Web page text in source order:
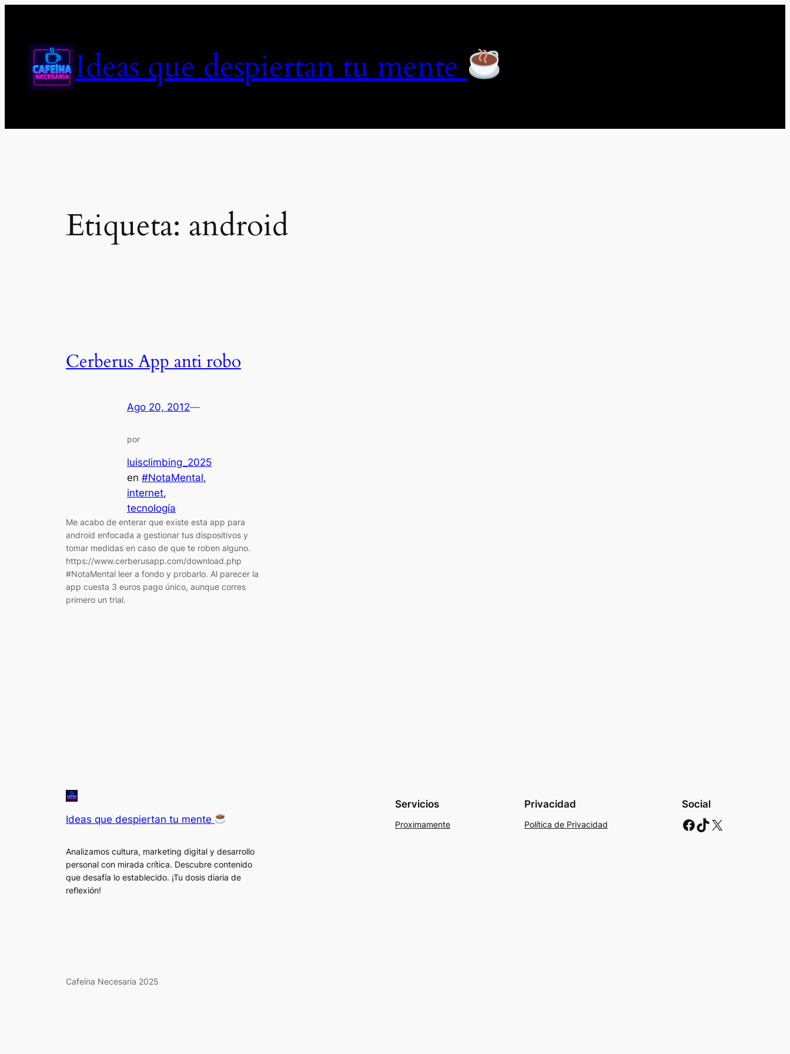
contenido
Ideas que despiertan tu mente
Etiqueta: android
Cerberus App anti robo
Ago 20, 2012—
por
luisclimbing_2025
en #NotaMental
internet
tecnología
Me acabo de enterar que existe esta app para
android enfocada a gestionar tus dispositivos y
tomar medidas en caso de que te roben alguno.
https://www.cerberusapp.com/download.php
#NotaMental leer a fondo y probarlo. Al parecer la
app cuesta 3 euros pago único, aunque corres
primero un trial.
Ideas que despiertan tu mente
Analizamos cultura, marketing digital y desarrollo
personal con mirada crítica. Descubre contenido
que desafía lo establecido. ¡Tu dosis diaria de
reflexión!
Servicios
Proximamente
Privacidad
Política de Privacidad
Social
Facebook TikTok X
Cafeína Necesaria 2025